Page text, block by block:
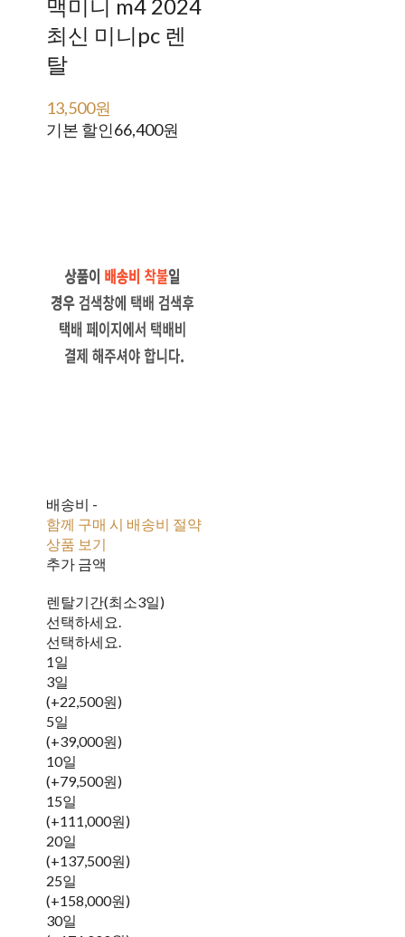
맥미니 m4 2024
최신 미니pc 렌
탈
13,500원
기본 할인66,400원
배송비 -
함께 구매 시 배송비 절약
상품 보기
추가 금액
렌탈기간(최소3일)
선택하세요.
선택하세요.
1일
3일
(+22,500원)
5일
(+39,000원)
10일
(+79,500원)
15일
(+111,000원)
20일
(+137,500원)
25일
(+158,000원)
30일